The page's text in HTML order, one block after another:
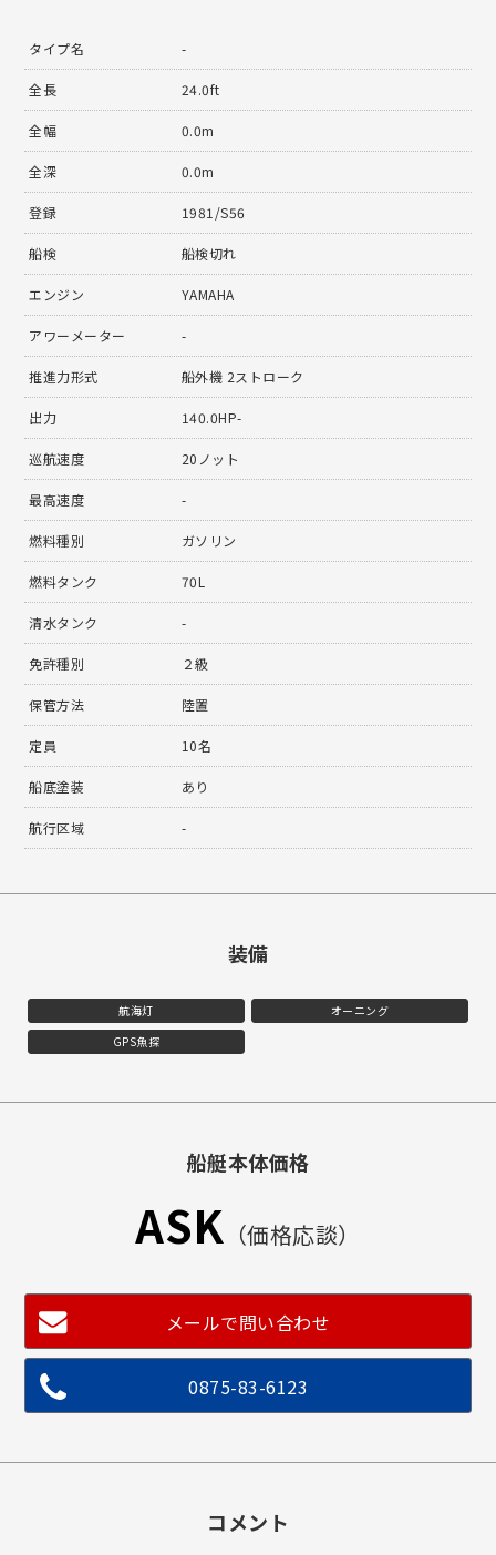
タイプ名 -
全長 24.0ft
全幅 0.0m
全深 0.0m
登録 1981/S56
船検 船検切れ
エンジン YAMAHA
アワーメーター -
推進力形式 船外機 2ストローク
出力 140.0HP-
巡航速度 20ノット
最高速度 -
燃料種別 ガソリン
燃料タンク 70L
清水タンク -
免許種別 ２級
保管方法 陸置
定員 10名
船底塗装 あり
航行区域 -
装備
航海灯
オーニング
GPS魚探
船艇本体価格
ASK （価格応談）
メールで問い合わせ
0875-83-6123
コメント